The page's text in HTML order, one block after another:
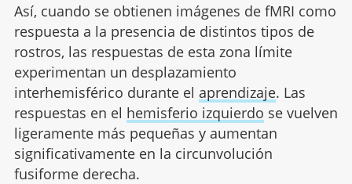
Así, cuando se obtienen imágenes de fMRI como
respuesta a la presencia de distintos tipos de
rostros, las respuestas de esta zona límite
experimentan un desplazamiento
interhemisférico durante el aprendizaje. Las
respuestas en el hemisferio izquierdo se vuelven
ligeramente más pequeñas y aumentan
significativamente en la circunvolución
fusiforme derecha.